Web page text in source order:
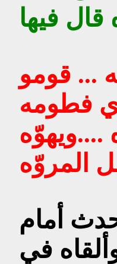
... قومو
فطومه
....ويهوّه
المروّه
أمام
في